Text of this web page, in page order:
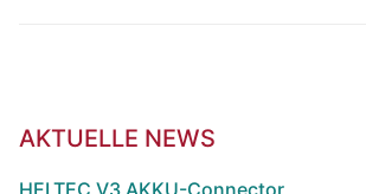
AKTUELLE NEWS
HELTEC V3 AKKU-Connector